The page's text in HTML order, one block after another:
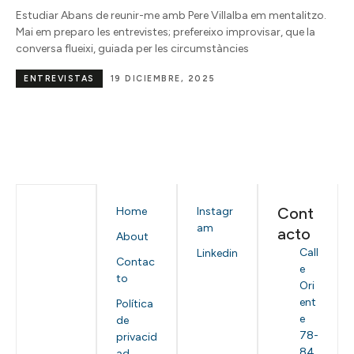
Estudiar Abans de reunir-me amb Pere Villalba em mentalitzo.
Mai em preparo les entrevistes; prefereixo improvisar, que la
conversa flueixi, guiada per les circumstàncies
19 DICIEMBRE, 2025
ENTREVISTAS
Home
About
Contac
to
Política
de
privacid
Instagr
am
Linkedin
Cont
acto
Call
e
Ori
ent
e
78-